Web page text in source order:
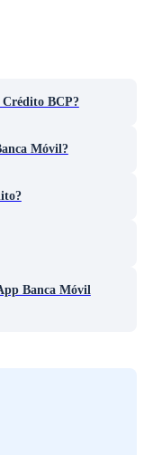
Crédito BCP?
Móvil?
Banca Móvil